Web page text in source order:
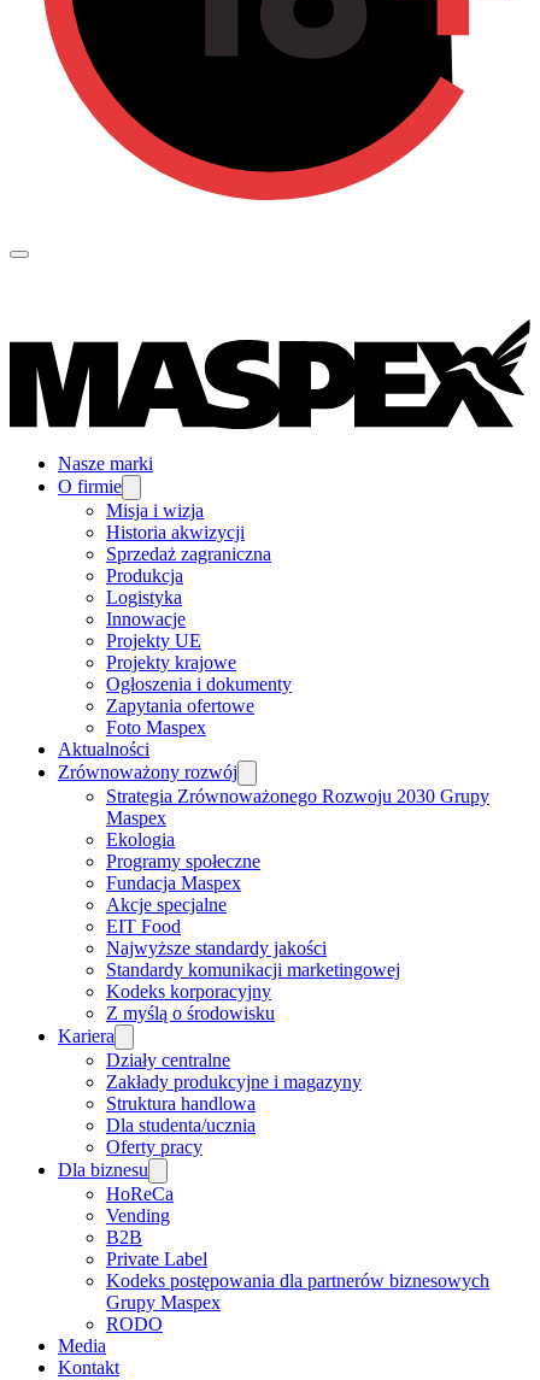
Nasze marki
O firmie
Misja i wizja
Historia akwizycji
Sprzedaż zagraniczna
Produkcja
Logistyka
Innowacje
Projekty UE
Projekty krajowe
Ogłoszenia i dokumenty
Zapytania ofertowe
Foto Maspex
Aktualności
Zrównoważony rozwój
Strategia Zrównoważonego Rozwoju 2030 Grupy
Maspex
Ekologia
Programy społeczne
Fundacja Maspex
Akcje specjalne
EIT Food
Najwyższe standardy jakości
Standardy komunikacji marketingowej
Kodeks korporacyjny
Z myślą o środowisku
Kariera
Działy centralne
Zakłady produkcyjne i magazyny
Struktura handlowa
Dla studenta/ucznia
Oferty pracy
Dla biznesu
HoReCa
Vending
B2B
Private Label
Kodeks postępowania dla partnerów biznesowych
Grupy Maspex
RODO
Media
Kontakt